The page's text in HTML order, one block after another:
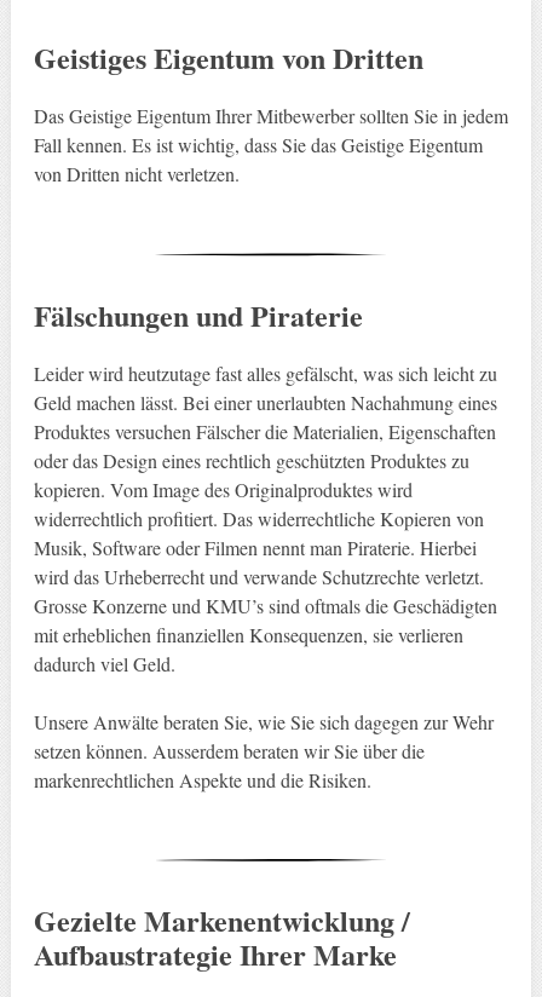
Geistiges Eigentum von Dritten
Das Geistige Eigentum Ihrer Mitbewerber sollten Sie in jedem
Fall kennen. Es ist wichtig, dass Sie das Geistige Eigentum
von Dritten nicht verletzen.
Fälschungen und Piraterie
Leider wird heutzutage fast alles gefälscht, was sich leicht zu
Geld machen lässt. Bei einer unerlaubten Nachahmung eines
Produktes versuchen Fälscher die Materialien, Eigenschaften
oder das Design eines rechtlich geschützten Produktes zu
kopieren. Vom Image des Originalproduktes wird
widerrechtlich profitiert. Das widerrechtliche Kopieren von
Musik, Software oder Filmen nennt man Piraterie. Hierbei
wird das Urheberrecht und verwande Schutzrechte verletzt.
Grosse Konzerne und KMU’s sind oftmals die Geschädigten
mit erheblichen finanziellen Konsequenzen, sie verlieren
dadurch viel Geld.
Unsere Anwälte beraten Sie, wie Sie sich dagegen zur Wehr
setzen können. Ausserdem beraten wir Sie über die
markenrechtlichen Aspekte und die Risiken.
Gezielte Markenentwicklung /
Aufbaustrategie Ihrer Marke